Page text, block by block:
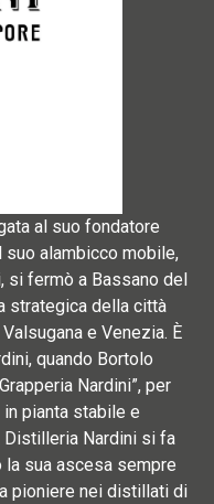
al suo fondatore
suo alambicco mobile,
si fermò a Bassano del
strategica della città
e Venezia. È
quando Bortolo
Nardini”, per
pianta stabile e
Distilleria Nardini si fa
la sua ascesa sempre
pioniere nei distillati di